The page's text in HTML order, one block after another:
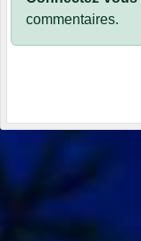
commentaires.